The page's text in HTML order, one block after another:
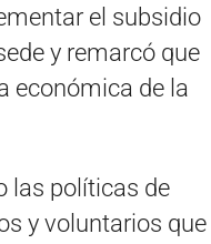
el subsidio
y remarcó que
económica de la
las políticas de
y voluntarios que